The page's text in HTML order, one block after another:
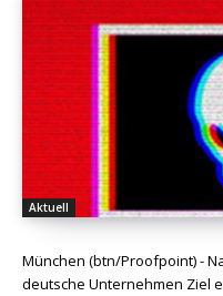
Aktuell
München (btn/Proofpoint) -
deutsche Unternehmen Ziel